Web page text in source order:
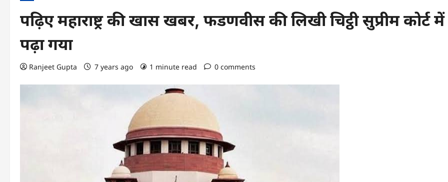
पढ़िए महाराष्ट्र की खास खबर, फडणवीस की लिखी चिट्ठी सुप्रीम कोर्ट में
पढ़ा गया
Ranjeet Gupta 7 years ago 1 minute read 0 comments